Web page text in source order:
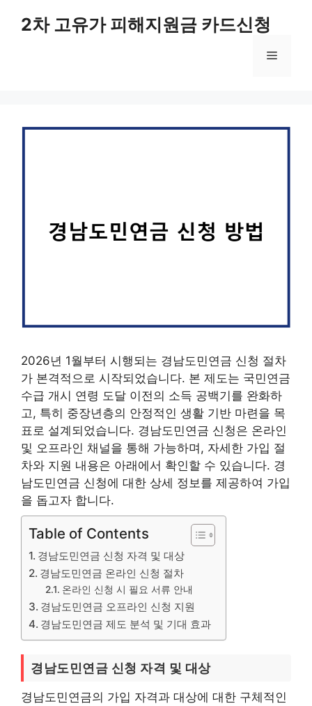
2차 고유가 피해지원금 카드신청
메
2026년 1월부터 시행되는 경남도민연금 신청 절차
가 본격적으로 시작되었습니다. 본 제도는 국민연금
수급 개시 연령 도달 이전의 소득 공백기를 완화하
고, 특히 중장년층의 안정적인 생활 기반 마련을 목
표로 설계되었습니다. 경남도민연금 신청은 온라인
및 오프라인 채널을 통해 가능하며, 자세한 가입 절
차와 지원 내용은 아래에서 확인할 수 있습니다. 경
남도민연금 신청에 대한 상세 정보를 제공하여 가입
을 돕고자 합니다.
Table of Contents
경남도민연금 신청 자격 및 대상
경남도민연금 온라인 신청 절차
온라인 신청 시 필요 서류 안내
경남도민연금 오프라인 신청 지원
경남도민연금 제도 분석 및 기대 효과
경남도민연금 신청 자격 및 대상
경남도민연금의 가입 자격과 대상에 대한 구체적인